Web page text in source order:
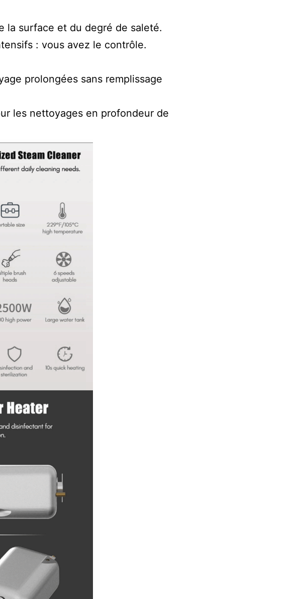
la surface et du degré de saleté.
: vous avez le contrôle.
prolongées sans remplissage
les nettoyages en profondeur de